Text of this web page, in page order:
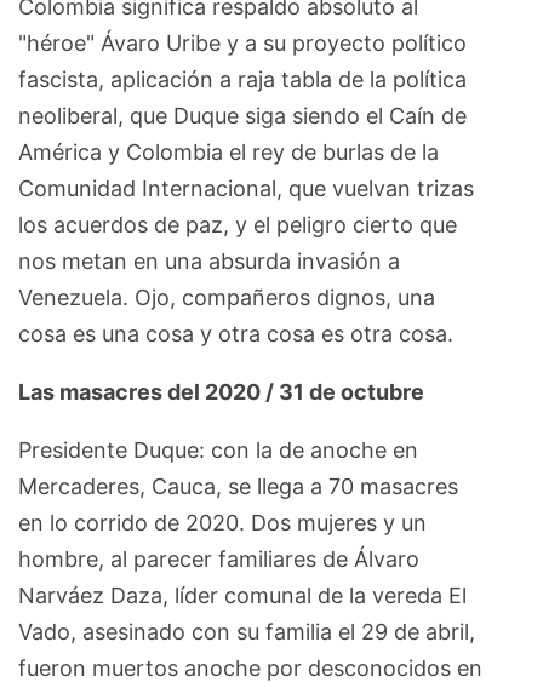
Colombia significa respaldo absoluto al
"héroe" Ávaro Uribe y a su proyecto político
fascista, aplicación a raja tabla de la política
neoliberal, que Duque siga siendo el Caín de
América y Colombia el rey de burlas de la
Comunidad Internacional, que vuelvan trizas
los acuerdos de paz, y el peligro cierto que
nos metan en una absurda invasión a
Venezuela. Ojo, compañeros dignos, una
cosa es una cosa y otra cosa es otra cosa.
Las masacres del 2020 / 31 de octubre
Presidente Duque: con la de anoche en
Mercaderes, Cauca, se llega a 70 masacres
en lo corrido de 2020. Dos mujeres y un
hombre, al parecer familiares de Álvaro
Narváez Daza, líder comunal de la vereda El
Vado, asesinado con su familia el 29 de abril,
fueron muertos anoche por desconocidos en